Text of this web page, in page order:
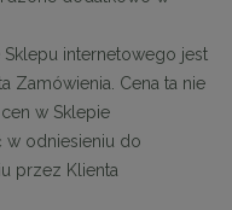
internetowego jest
Zamówienia. Cena ta nie
w Sklepie
w odniesieniu do
przez Klienta